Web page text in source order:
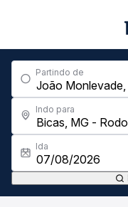
Partindo de
Indo para
Ida